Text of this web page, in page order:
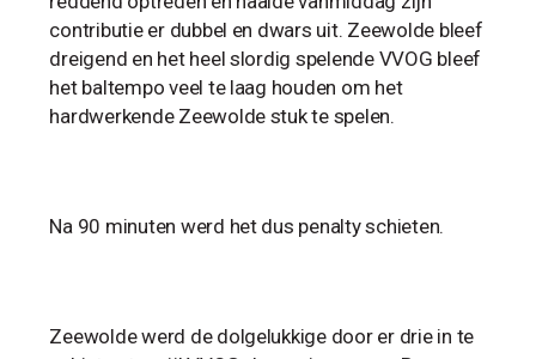
contributie er dubbel en dwars uit. Zeewolde bleef
dreigend en het heel slordig spelende VVOG bleef
het baltempo veel te laag houden om het
hardwerkende Zeewolde stuk te spelen.
Na 90 minuten werd het dus penalty schieten.
Zeewolde werd de dolgelukkige door er drie in te